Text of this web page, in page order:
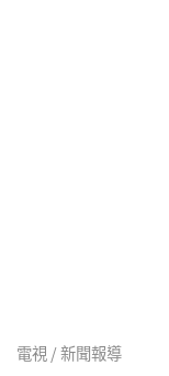
電視 / 新聞報導